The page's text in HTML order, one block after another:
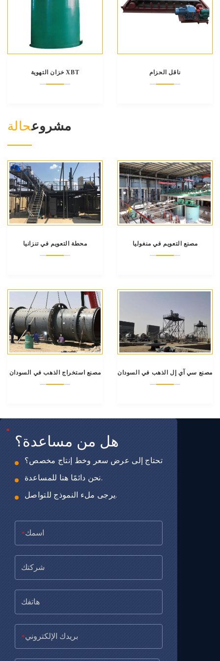
خزان التهوية XBT ناقل الحزام
مشروعحالة
محطة التعويم في تنزانيا مصنع التعويم في منغوليا
مصنع استخراج الذهب في السودان مصنع سي آي إل الذهب في السودان
هل من مساعدة؟
تحتاج إلى عرض سعر وخط إنتاج مخصص؟
نحن دائمًا هنا للمساعدة.
يرجى ملء النموذج للتواصل.
*
*
*
*
*